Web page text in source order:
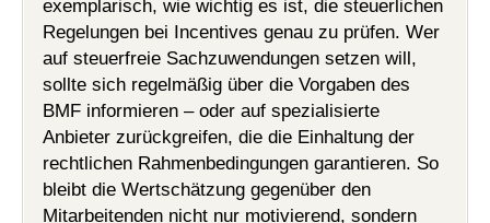
exemplarisch, wie wichtig es ist, die steuerlichen
Regelungen bei Incentives genau zu prüfen. Wer
auf steuerfreie Sachzuwendungen setzen will,
sollte sich regelmäßig über die Vorgaben des
BMF informieren – oder auf spezialisierte
Anbieter zurückgreifen, die die Einhaltung der
rechtlichen Rahmenbedingungen garantieren. So
bleibt die Wertschätzung gegenüber den
Mitarbeitenden nicht nur motivierend, sondern